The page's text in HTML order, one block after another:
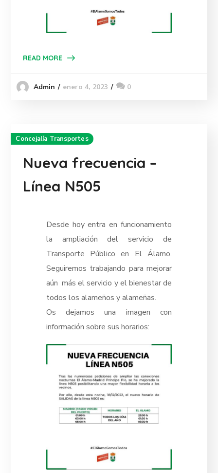
READ MORE
Admin enero 4, 2023 0
Concejalía Transportes
Nueva frecuencia –
Línea N505
Desde hoy entra en funcionamiento
la ampliación del servicio de
Transporte Público en El Álamo.
Seguiremos trabajando para mejorar
aún más el servicio y el bienestar de
todos los alameños y alameñas.
Os dejamos una imagen con
información sobre sus horarios: